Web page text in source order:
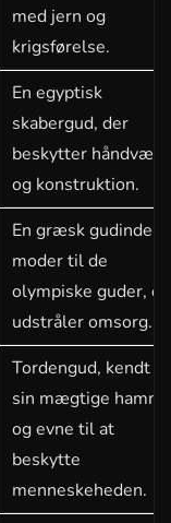
med jern og
krigsførelse.
En egyptisk
skabergud, der
beskytter håndværk
og konstruktion.
En græsk gudinde,
moder til de
olympiske guder,
udstråler omsorg.
Tordengud, kendt
sin mægtige
og evne til at
beskytte
menneskeheden.